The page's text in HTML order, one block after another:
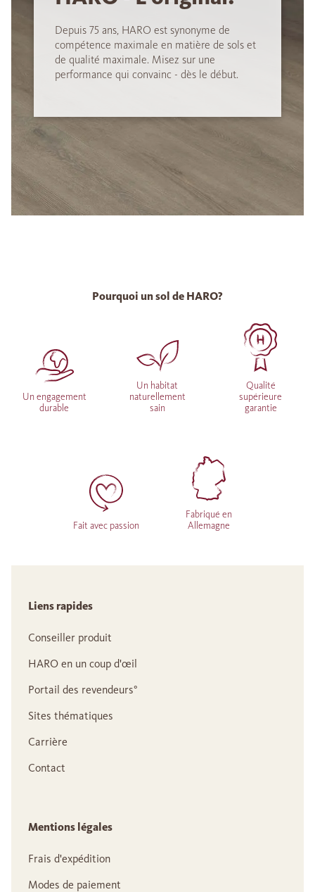
Depuis 75 ans, HARO est synonyme de
compétence maximale en matière de sols et
de qualité maximale. Misez sur une
performance qui convainc - dès le début.
Pourquoi un sol de HARO?
Un engagement
durable
Un habitat
naturellement
sain
Qualité
supérieure
garantie
Fait avec passion
Fabriqué en
Allemagne
Liens rapides
Conseiller produit
HARO en un coup d'œil
Portail des revendeurs°
Sites thématiques
Carrière
Contact
Mentions légales
Frais d'expédition
Modes de paiement